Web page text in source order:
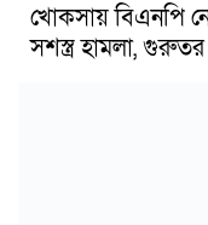
খোকসায় বিএনপি
সশস্ত্র হামলা,